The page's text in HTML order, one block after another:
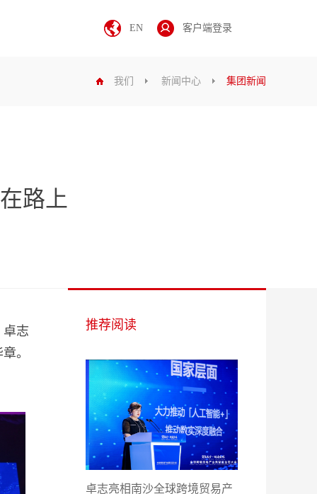
EN 客户端登录
我们 新闻中心 集团新闻
路上
卓志
。
推荐阅读
卓志亮相南沙全球跨境贸易产